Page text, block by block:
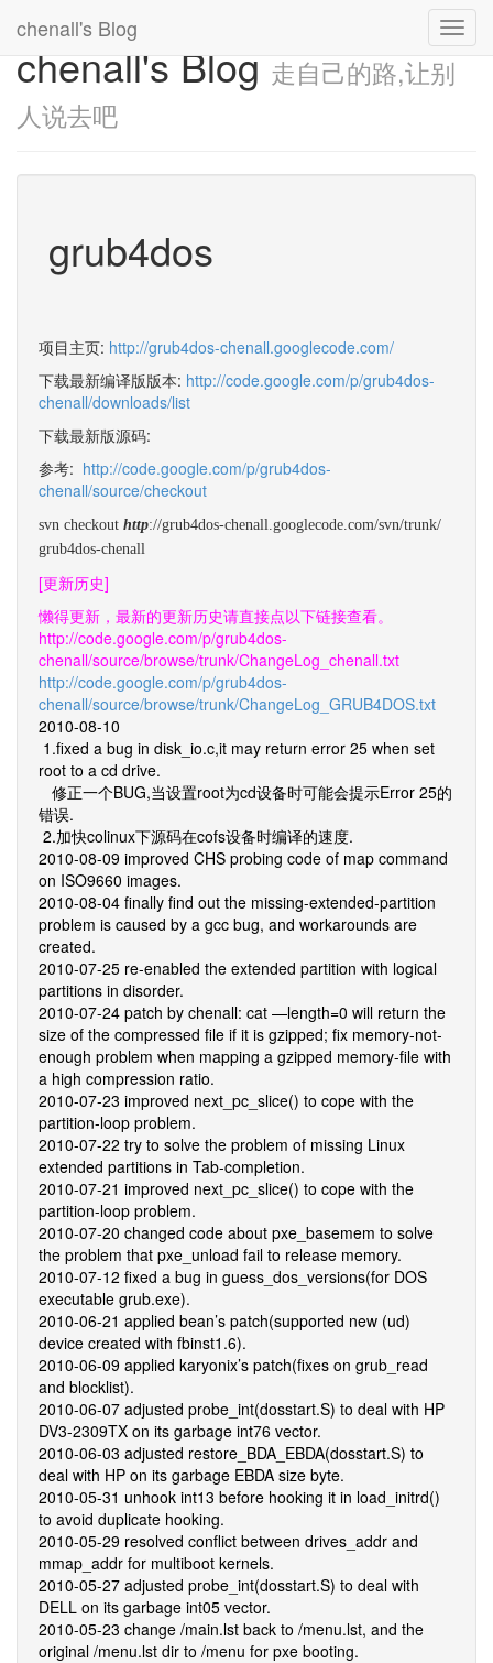
chenall's Blog
chenall's Blog走自己的路,让别
人说去吧
grub4dos
项目主页: http://grub4dos-chenall.googlecode.com/
下载最新编译版版本: http://code.google.com/p/grub4dos-
chenall/downloads/list
下载最新版源码:
参考: http://code.google.com/p/grub4dos-
chenall/source/checkout
svn checkout http://grub4dos-chenall.googlecode.com/svn/trunk/
grub4dos-chenall
[更新历史]
懒得更新，最新的更新历史请直接点以下链接查看。
http://code.google.com/p/grub4dos-
chenall/source/browse/trunk/ChangeLog_chenall.txt
http://code.google.com/p/grub4dos-
chenall/source/browse/trunk/ChangeLog_GRUB4DOS.txt
2010-08-10
1.fixed a bug in disk_io.c,it may return error 25 when set
root to a cd drive.
修正一个BUG,当设置root为cd设备时可能会提示Error 25的
错误.
2.加快colinux下源码在cofs设备时编译的速度.
2010-08-09 improved CHS probing code of map command
on ISO9660 images.
2010-08-04 finally find out the missing-extended-partition
problem is caused by a gcc bug, and workarounds are
created.
2010-07-25 re-enabled the extended partition with logical
partitions in disorder.
2010-07-24 patch by chenall: cat —length=0 will return the
size of the compressed file if it is gzipped; fix memory-not-
enough problem when mapping a gzipped memory-file with
a high compression ratio.
2010-07-23 improved next_pc_slice() to cope with the
partition-loop problem.
2010-07-22 try to solve the problem of missing Linux
extended partitions in Tab-completion.
2010-07-21 improved next_pc_slice() to cope with the
partition-loop problem.
2010-07-20 changed code about pxe_basemem to solve
the problem that pxe_unload fail to release memory.
2010-07-12 fixed a bug in guess_dos_versions(for DOS
executable grub.exe).
2010-06-21 applied bean’s patch(supported new (ud)
device created with fbinst1.6).
2010-06-09 applied karyonix’s patch(fixes on grub_read
and blocklist).
2010-06-07 adjusted probe_int(dosstart.S) to deal with HP
DV3-2309TX on its garbage int76 vector.
2010-06-03 adjusted restore_BDA_EBDA(dosstart.S) to
deal with HP on its garbage EBDA size byte.
2010-05-31 unhook int13 before hooking it in load_initrd()
to avoid duplicate hooking.
2010-05-29 resolved conflict between drives_addr and
mmap_addr for multiboot kernels.
2010-05-27 adjusted probe_int(dosstart.S) to deal with
DELL on its garbage int05 vector.
2010-05-23 change /main.lst back to /menu.lst, and the
original /menu.lst dir to /menu for pxe booting.